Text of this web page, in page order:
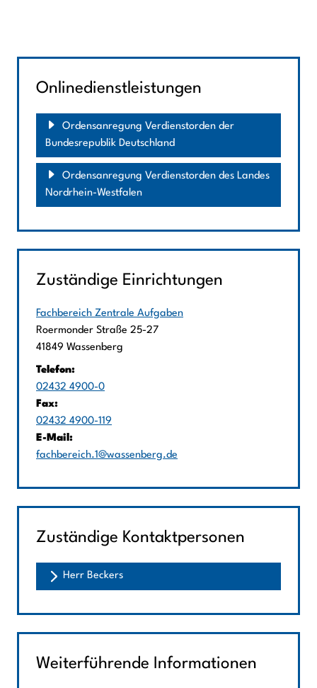
Onlinedienstleistungen
Ordensanregung Verdienstorden der
Bundesrepublik Deutschland
Ordensanregung Verdienstorden des Landes
Nordrhein-Westfalen
Zuständige Einrichtungen
Fachbereich Zentrale Aufgaben
Straße:
Roermonder Straße Hausnummer:
25-27
PLZ:
41849 Ort:
Wassenberg
Telefon:
02432 4900-0
Fax:
02432 4900-119
E-Mail:
fachbereich.1@wassenberg.de
Zuständige Kontaktpersonen
Herr Beckers
Weiterführende Informationen